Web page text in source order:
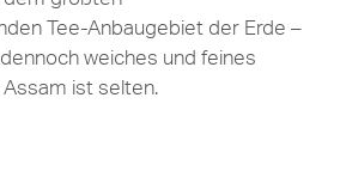
Tee-Anbaugebiet der Erde –
weiches und feines
Assam ist selten.